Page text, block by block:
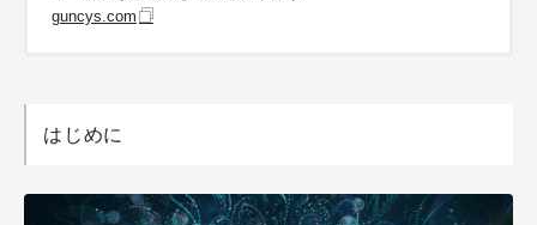
guncys.com
はじめに